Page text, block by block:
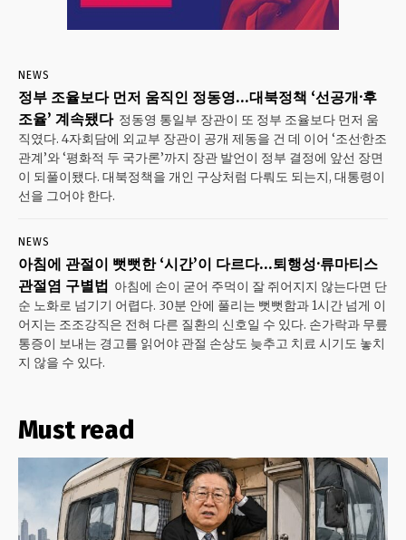
NEWS
정부 조율보다 먼저 움직인 정동영…대북정책 ‘선공개·후
조율’ 계속됐다 정동영 통일부 장관이 또 정부 조율보다 먼저 움
직였다. 4자회담에 외교부 장관이 공개 제동을 건 데 이어 ‘조선·한조
관계’와 ‘평화적 두 국가론’까지 장관 발언이 정부 결정에 앞선 장면
이 되풀이됐다. 대북정책을 개인 구상처럼 다뤄도 되는지, 대통령이
선을 그어야 한다.
NEWS
아침에 관절이 뻣뻣한 ‘시간’이 다르다…퇴행성·류마티스
관절염 구별법 아침에 손이 굳어 주먹이 잘 쥐어지지 않는다면 단
순 노화로 넘기기 어렵다. 30분 안에 풀리는 뻣뻣함과 1시간 넘게 이
어지는 조조강직은 전혀 다른 질환의 신호일 수 있다. 손가락과 무릎
통증이 보내는 경고를 읽어야 관절 손상도 늦추고 치료 시기도 놓치
지 않을 수 있다.
Must read